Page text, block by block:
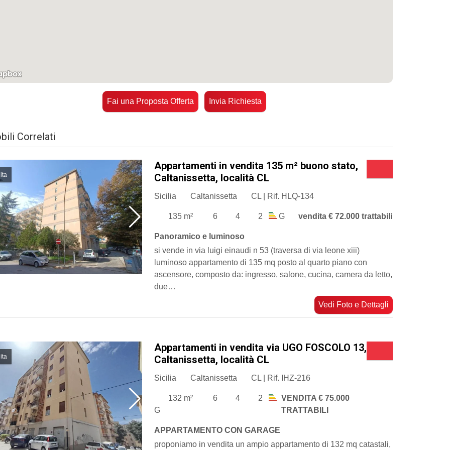
Fai una Proposta Offerta Invia Richiesta
Correlati
Appartamenti in vendita 135 m² buono stato,
Caltanissetta, località CL
Sicilia Caltanissetta CL | Rif. HLQ-134
135 m² 6 4 2 G vendita € 72.000 trattabili
Panoramico e luminoso
si vende in via luigi einaudi n 53 (traversa di via leone xiii)
luminoso appartamento di 135 mq posto al quarto piano con
ascensore, composto da: ingresso, salone, cucina, camera da letto,
due…
Vedi Foto e Dettagli
Appartamenti in vendita via UGO FOSCOLO 13,
Caltanissetta, località CL
Sicilia Caltanissetta CL | Rif. IHZ-216
132 m² 6 4
2
G
VENDITA € 75.000
TRATTABILI
APPARTAMENTO CON GARAGE
​proponiamo in vendita un ampio appartamento di 132 mq catastali,